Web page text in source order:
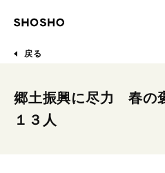
戻る
郷土振興に尽力 春の
１３人